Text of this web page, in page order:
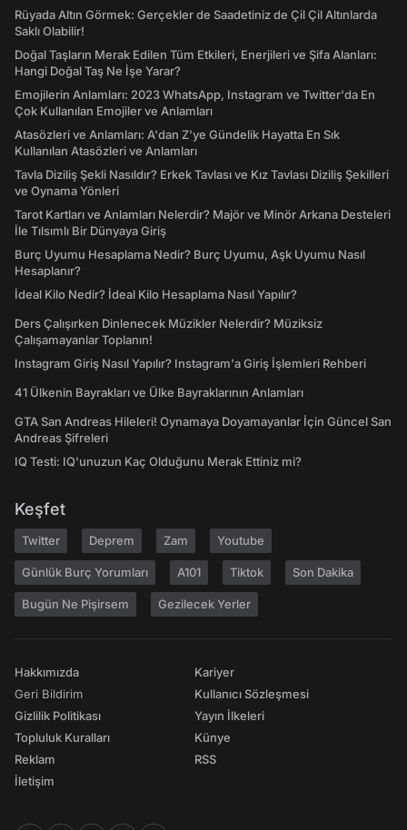
Rüyada Altın Görmek: Gerçekler de Saadetiniz de Çil Çil Altınlarda
Saklı Olabilir!
Doğal Taşların Merak Edilen Tüm Etkileri, Enerjileri ve Şifa Alanları:
Hangi Doğal Taş Ne İşe Yarar?
Emojilerin Anlamları: 2023 WhatsApp, Instagram ve Twitter'da En
Çok Kullanılan Emojiler ve Anlamları
Atasözleri ve Anlamları: A'dan Z'ye Gündelik Hayatta En Sık
Kullanılan Atasözleri ve Anlamları
Tavla Diziliş Şekli Nasıldır? Erkek Tavlası ve Kız Tavlası Diziliş Şekilleri
ve Oynama Yönleri
Tarot Kartları ve Anlamları Nelerdir? Majör ve Minör Arkana Desteleri
İle Tılsımlı Bir Dünyaya Giriş
Burç Uyumu Hesaplama Nedir? Burç Uyumu, Aşk Uyumu Nasıl
Hesaplanır?
İdeal Kilo Nedir? İdeal Kilo Hesaplama Nasıl Yapılır?
Ders Çalışırken Dinlenecek Müzikler Nelerdir? Müziksiz
Çalışamayanlar Toplanın!
Instagram Giriş Nasıl Yapılır? Instagram'a Giriş İşlemleri Rehberi
41 Ülkenin Bayrakları ve Ülke Bayraklarının Anlamları
GTA San Andreas Hileleri! Oynamaya Doyamayanlar İçin Güncel San
Andreas Şifreleri
IQ Testi: IQ'unuzun Kaç Olduğunu Merak Ettiniz mi?
Keşfet
Twitter Deprem Zam Youtube
Günlük Burç Yorumları A101 Tiktok Son Dakika
Bugün Ne Pişirsem Gezilecek Yerler
Hakkımızda
Geri Bildirim
Gizlilik Politikası
Topluluk Kuralları
Reklam
İletişim
Kariyer
Kullanıcı Sözleşmesi
Yayın İlkeleri
Künye
RSS